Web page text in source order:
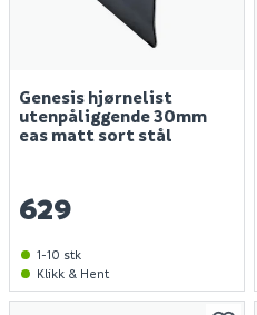
Genesis hjørnelist
utenpåliggende 30mm
eas matt sort stål
629
1-10 stk
Klikk & Hent